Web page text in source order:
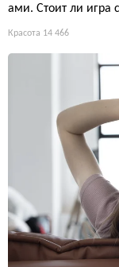
ами. Стоит ли игра
Красота 14 466